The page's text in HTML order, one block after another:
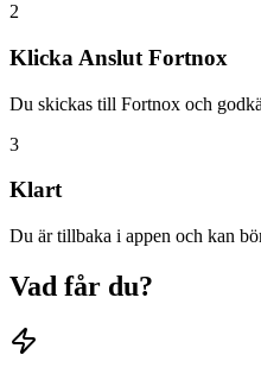
2
Klicka Anslut Fortnox
Du skickas till Fortnox och
3
Klart
Du är tillbaka i appen och kan
Vad får du?